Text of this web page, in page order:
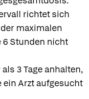
richtet sich
maximalen
6 Stunden nicht
3 Tage anhalten,
Arzt aufgesucht